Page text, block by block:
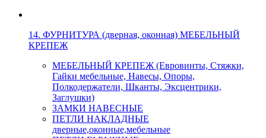
14. ФУРНИТУРА (дверная, оконная) МЕБЕЛЬНЫЙ
КРЕПЕЖ
МЕБЕЛЬНЫЙ КРЕПЕЖ (Евровинты, Стяжки,
Гайки мебельные, Навесы, Опоры,
Полкодержатели, Шканты, Эксцентрики,
Заглушки)
ЗАМКИ НАВЕСНЫЕ
ПЕТЛИ НАКЛАДНЫЕ
дверные,оконные,мебельные